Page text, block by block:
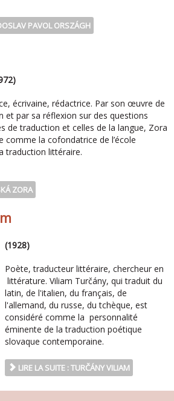
PAVOL ORSZÁGH
écrivaine, rédactrice. Par son œuvre de
et par sa réflexion sur des questions
de traduction et celles de la langue, Zora
comme la cofondatrice de l’école
traduction littéraire.
ZORA
(1928)
Poète, traducteur littéraire, chercheur en
littérature. Viliam Turčány, qui traduit du
latin, de l'italien, du français, de
l'allemand, du russe, du tchèque, est
considéré comme la personnalité
éminente de la traduction poétique
slovaque contemporaine.
LIRE LA SUITE : TURČÁNY VILIAM